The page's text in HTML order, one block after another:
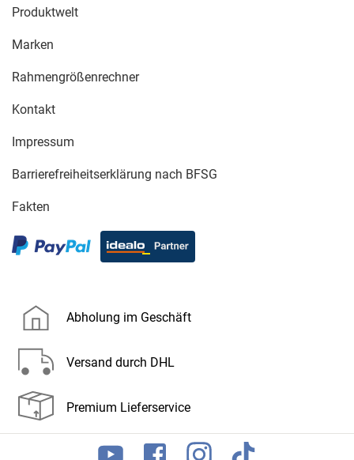
Produktwelt
Marken
Rahmengrößenrechner
Kontakt
Impressum
Barrierefreiheitserklärung nach BFSG
Fakten
Abholung im Geschäft
Versand durch DHL
Premium Lieferservice